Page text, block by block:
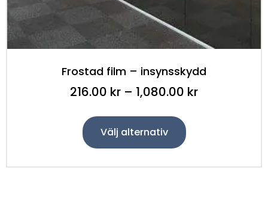
Frostad film – insynsskydd
216.00 kr – 1,080.00 kr
Välj alternativ